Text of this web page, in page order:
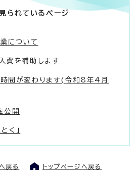
られているページ
について
費を補助します
間が変わります(令和8年4月
公開
く」
戻る トップページへ戻る